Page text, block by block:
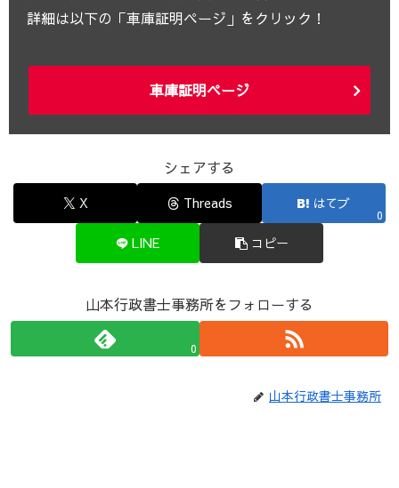
詳細は以下の「車庫証明ページ」をクリック！
車庫証明ページ
シェアする
X Threads はてブ
0
LINE コピー
山本行政書士事務所をフォローする
0
山本行政書士事務所